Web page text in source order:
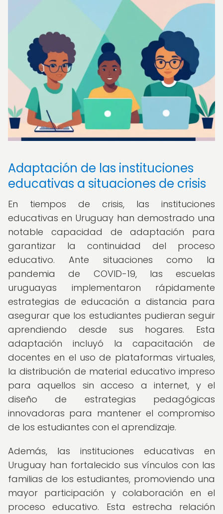
Adaptación de las instituciones
educativas a situaciones de crisis
En tiempos de crisis, las instituciones
educativas en Uruguay han demostrado una
notable capacidad de adaptación para
garantizar la continuidad del proceso
educativo. Ante situaciones como la
pandemia de COVID-19, las escuelas
uruguayas implementaron rápidamente
estrategias de educación a distancia para
asegurar que los estudiantes pudieran seguir
aprendiendo desde sus hogares. Esta
adaptación incluyó la capacitación de
docentes en el uso de plataformas virtuales,
la distribución de material educativo impreso
para aquellos sin acceso a internet, y el
diseño de estrategias pedagógicas
innovadoras para mantener el compromiso
de los estudiantes con el aprendizaje.
Además, las instituciones educativas en
Uruguay han fortalecido sus vínculos con las
familias de los estudiantes, promoviendo una
mayor participación y colaboración en el
proceso educativo. Esta estrecha relación